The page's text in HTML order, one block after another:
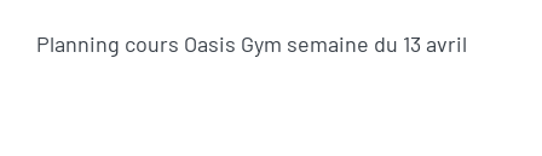
Planning cours Oasis Gym semaine du 13 avril